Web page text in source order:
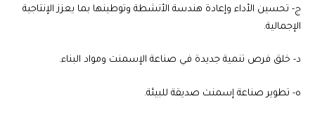
‌ج- تحسين الأداء وإعادة هندسة الأنشطة وتوطينها بما يعزز الإنتاجية
الإجمالية.
‌د- خلق فرص تنمية جديدة في صناعة الإسمنت ومواد البناء.
‌ه- تطوير صناعة إسمنت صديقة للبيئة.